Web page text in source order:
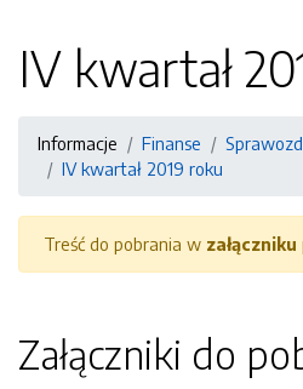
IV kwartał
Informacje Finanse
IV kwartał 2019 roku
Treść do pobrania w załączniku
Załączniki do